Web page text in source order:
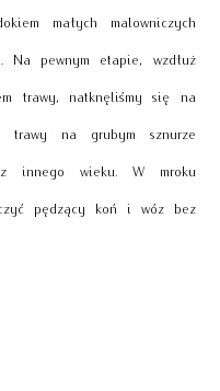
małych malowniczych
Na pewnym etapie, wzdłuż
trawy, natknęliśmy się na
trawy na grubym sznurze
innego wieku. W mroku
pędzący koń i wóz bez